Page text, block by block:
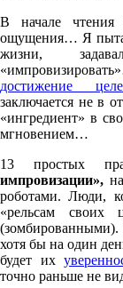
В начале
ощущения… Я
жизни,
достижение
заключается не в
«ингредиент» в
мгновением…
13 простых
импровизации»,
роботами. Люди,
«рельсам своих
хотя бы на один
будет их
точно раньше не